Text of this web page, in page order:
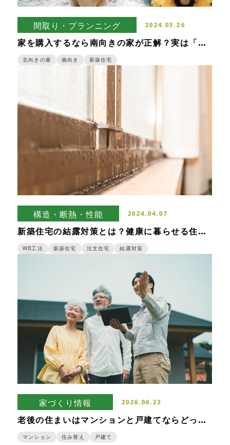
間取り・プランニング 2024.03.26
家を購入するなら南向きの家が正解？実は「南
向きの家は建てるな！」という意見もある！
北向きの家 南向き 新築住宅
構造・断熱・性能 2024.04.07
新築住宅の結露対策とは？健康に暮らせる住宅
を作るためのポイントを解説します！
WB工法 新築住宅 注文住宅 結露対策
家づくり情報 2026.06.23
老後の住まいはマンションと戸建てならどっ
マンション 住み替え 戸建て